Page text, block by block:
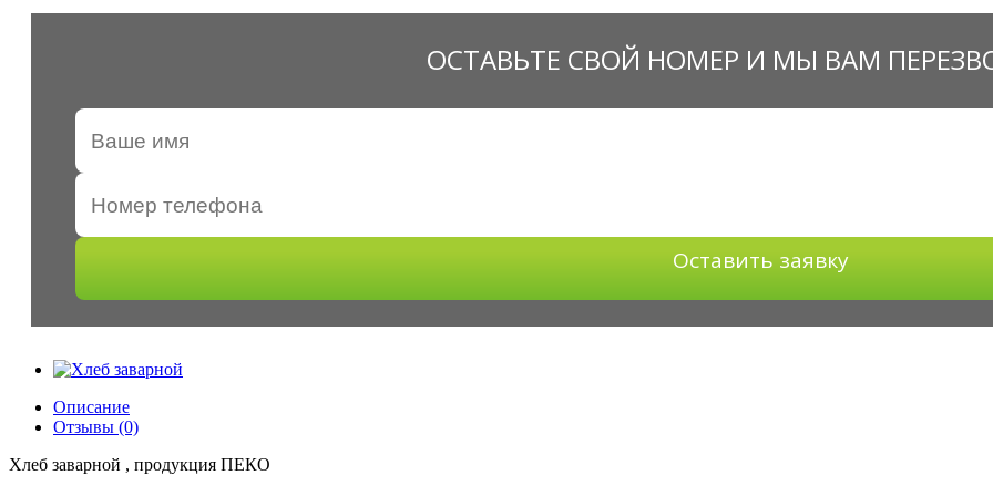
ОСТАВЬТЕ СВОЙ НОМЕР И МЫ ВАМ
Оставить заявку
Описание
Отзывы (0)
Хлеб заварной , продукция ПЕКО